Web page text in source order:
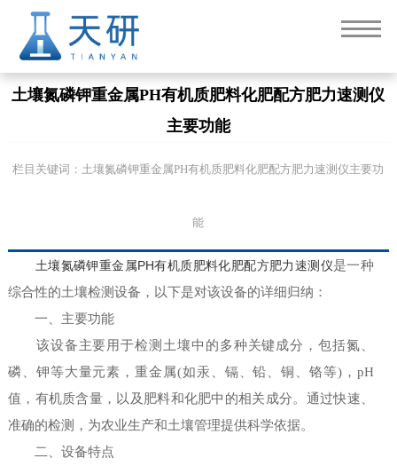
土壤氮磷钾重金属PH有机质肥料化肥配方肥力速测仪
主要功能
栏目关键词：土壤氮磷钾重金属PH有机质肥料化肥配方肥力速测仪主要功
能
土壤氮磷钾重金属PH有机质肥料化肥配方肥力速测仪是一种
综合性的土壤检测设备，以下是对该设备的详细归纳：
一、主要功能
该设备主要用于检测土壤中的多种关键成分，包括氮、
磷、钾等大量元素，重金属(如汞、镉、铅、铜、铬等)，pH
值，有机质含量，以及肥料和化肥中的相关成分。通过快速、
准确的检测，为农业生产和土壤管理提供科学依据。
二、设备特点